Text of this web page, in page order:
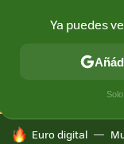
CONECTIVIDAD
HOY SE HABLA DE
Euro digital
Ya puedes